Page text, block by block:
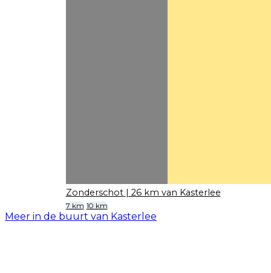
Zonderschot | 26 km van Kasterlee
7 km 10 km
Meer in de buurt van Kasterlee